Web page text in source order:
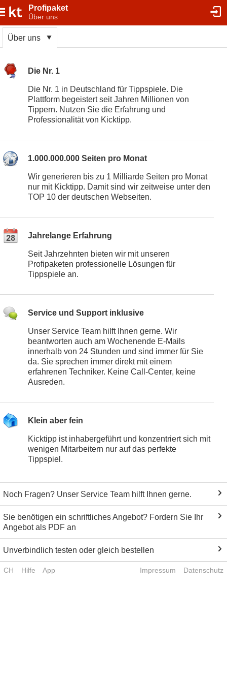
Profipaket
Über uns
Über uns
Die Nr. 1
Die Nr. 1 in Deutschland für Tippspiele. Die
Plattform begeistert seit Jahren Millionen von
Tippern. Nutzen Sie die Erfahrung und
Professionalität von Kicktipp.
1.000.000.000 Seiten pro Monat
Wir generieren bis zu 1 Milliarde Seiten pro Monat
nur mit Kicktipp. Damit sind wir zeitweise unter den
TOP 10 der deutschen Webseiten.
Jahrelange Erfahrung
Seit Jahrzehnten bieten wir mit unseren
Profipaketen professionelle Lösungen für
Tippspiele an.
Service und Support inklusive
Unser Service Team hilft Ihnen gerne. Wir
beantworten auch am Wochenende E-Mails
innerhalb von 24 Stunden und sind immer für Sie
da. Sie sprechen immer direkt mit einem
erfahrenen Techniker. Keine Call-Center, keine
Ausreden.
Klein aber fein
Kicktipp ist inhabergeführt und konzentriert sich mit
wenigen Mitarbeitern nur auf das perfekte
Tippspiel.
Noch Fragen? Unser Service Team hilft Ihnen gerne.
Sie benötigen ein schriftliches Angebot? Fordern Sie Ihr
Angebot als PDF an
Unverbindlich testen oder gleich bestellen
CH Hilfe App Impressum Datenschutz